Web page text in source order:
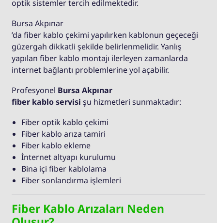
optik sistemler tercih edilmektedir.
Bursa Akpınar
’da fiber kablo çekimi yapılırken kablonun geçeceği
güzergah dikkatli şekilde belirlenmelidir. Yanlış
yapılan fiber kablo montajı ilerleyen zamanlarda
internet bağlantı problemlerine yol açabilir.
Profesyonel Bursa Akpınar
fiber kablo servisi şu hizmetleri sunmaktadır:
Fiber optik kablo çekimi
Fiber kablo arıza tamiri
Fiber kablo ekleme
İnternet altyapı kurulumu
Bina içi fiber kablolama
Fiber sonlandırma işlemleri
Fiber Kablo Arızaları Neden